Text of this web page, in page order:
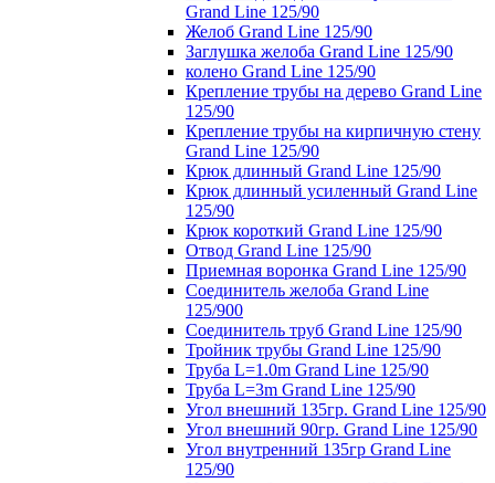
Grand Line 125/90
Желоб Grand Line 125/90
Заглушка желоба Grand Line 125/90
колено Grand Line 125/90
Крепление трубы на дерево Grand Line
125/90
Крепление трубы на кирпичную стену
Grand Line 125/90
Крюк длинный Grand Line 125/90
Крюк длинный усиленный Grand Line
125/90
Крюк короткий Grand Line 125/90
Отвод Grand Line 125/90
Приемная воронка Grand Line 125/90
Соединитель желоба Grand Line
125/900
Соединитель труб Grand Line 125/90
Тройник трубы Grand Line 125/90
Труба L=1.0m Grand Line 125/90
Труба L=3m Grand Line 125/90
Угол внешний 135гр. Grand Line 125/90
Угол внешний 90гр. Grand Line 125/90
Угол внутренний 135гр Grand Line
125/90